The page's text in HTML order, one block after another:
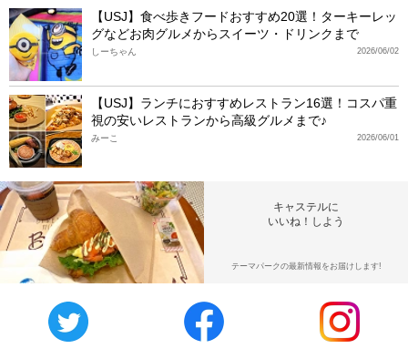
【USJ】食べ歩きフードおすすめ20選！ターキーレッ
グなどお肉グルメからスイーツ・ドリンクまで
2026/06/02
しーちゃん
【USJ】ランチにおすすめレストラン16選！コスパ重
視の安いレストランから高級グルメまで♪
2026/06/01
みーこ
キャステルに
いいね！しよう
テーマパークの最新情報をお届けします!